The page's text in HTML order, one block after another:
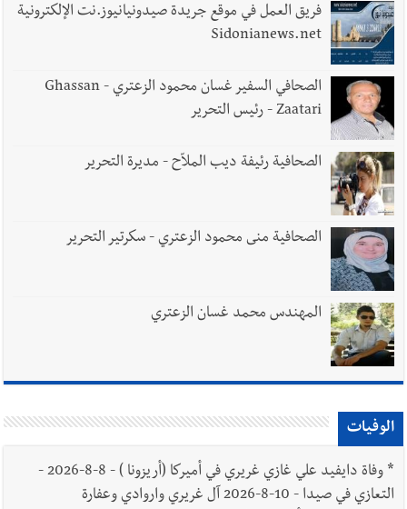
فريق العمل في موقع جريدة صيدونيانيوز.نت الإلكترونية
Sidonianews.net
الصحافي السفير غسان محمود الزعتري - Ghassan
Zaatari - رئيس التحرير
الصحافية رئيفة ديب الملاّح - مديرة التحرير
الصحافية منى محمود الزعتري - سكرتير التحرير
المهندس محمد غسان الزعتري
الوفيات
*
وفاة دايفيد علي غازي غريري في أميركا (أريزونا ) - 8-8-2026 -
التعازي في صيدا - 10-8-2026 آل غريري واروادي وعفارة